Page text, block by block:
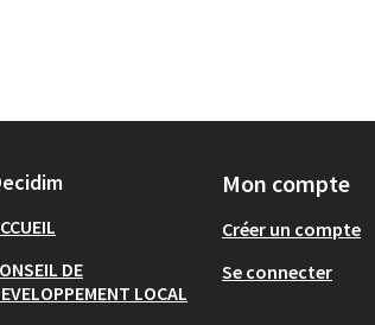
DE
LOCAL
Mon compte
Créer un compte
Se connecter